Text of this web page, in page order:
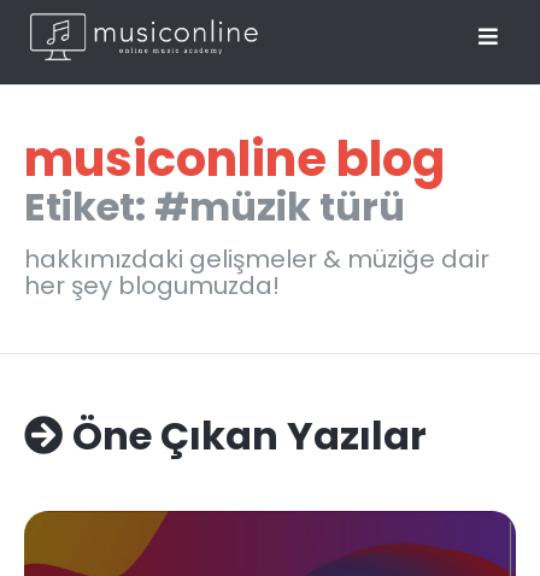
musiconline blog
Etiket: #müzik türü
hakkımızdaki gelişmeler & müziğe dair
her şey blogumuzda!
Öne Çıkan Yazılar